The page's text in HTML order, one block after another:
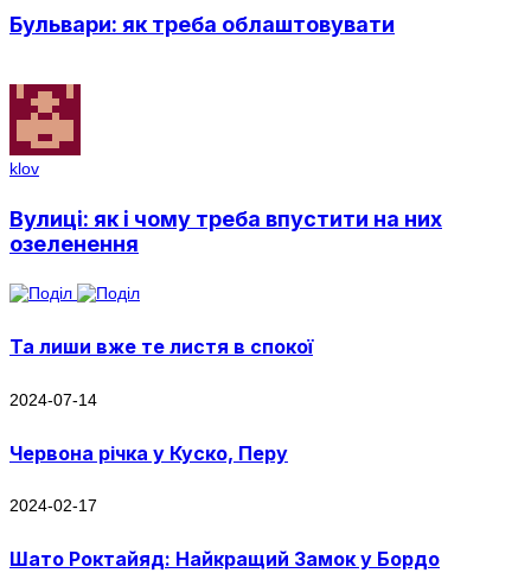
Бульвари: як треба облаштовувати
klov
Вулиці: як і чому треба впустити на них
озеленення
Та лиши вже те листя в спокої
2024-07-14
Червона річка у Куско, Перу
2024-02-17
Шато Роктайяд: Найкращий Замок у Бордо